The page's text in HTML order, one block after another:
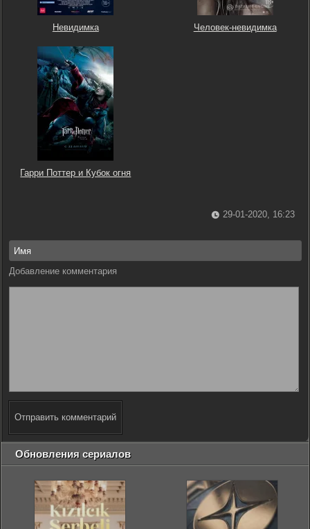
Невидимка Человек-невидимка
Гарри Поттер и Кубок огня
29-01-2020, 16:23
Добавление комментария
Отправить комментарий
Обновления сериалов